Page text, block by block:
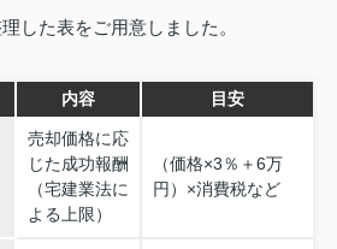
した表をご用意しました。
内容 目安
売却価格に応
じた成功報酬
（宅建業法に
よる上限）
（価格×3％＋6万
円）×消費税など